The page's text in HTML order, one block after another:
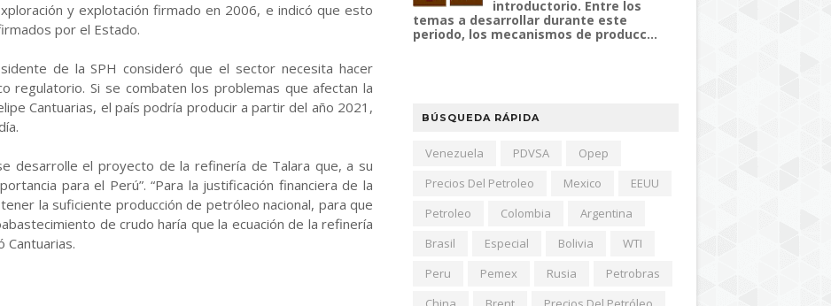
y explotación firmado en 2006, e indicó que esto
por el Estado.
de la SPH consideró que el sector necesita hacer
regulatorio. Si se combaten los problemas que afectan la
Cantuarias, el país podría producir a partir del año 2021,
desarrolle el proyecto de la refinería de Talara que, a su
para el Perú”. “Para la justificación financiera de la
la suficiente producción de petróleo nacional, para que
de crudo haría que la ecuación de la refinería
Cantuarias.
introductorio. Entre los
temas a desarrollar durante este
periodo, los mecanismos de producc...
BÚSQUEDA RÁPIDA
Venezuela PDVSA
Opep
Precios Del Petroleo
Mexico
EEUU
Petroleo
Colombia
Argentina
Brasil
Especial Bolivia
WTI
Peru
Pemex Rusia
Petrobras